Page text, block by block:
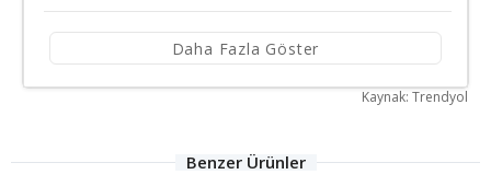
Daha Fazla Göster
Kaynak: Trendyol
Benzer Ürünler